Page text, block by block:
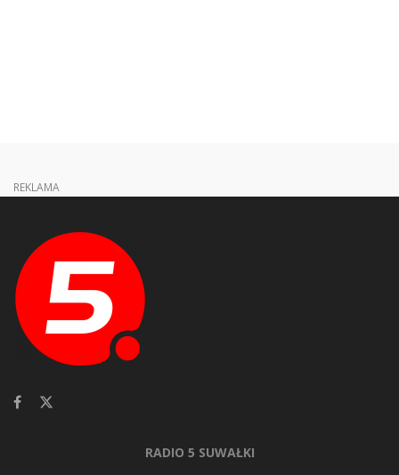
REKLAMA
RADIO 5 SUWAŁKI